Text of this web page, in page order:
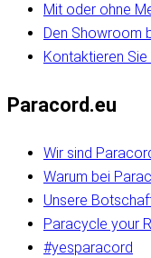
Mit oder ohne
Den Showroom
Kontaktieren Sie
Paracord.eu
Wir sind
Warum bei
Unsere
Paracycle your
#yesparacord